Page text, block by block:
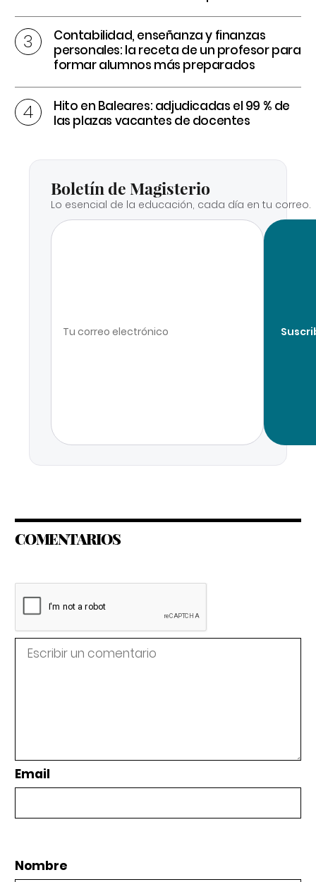
Contabilidad, enseñanza y finanzas
personales: la receta de un profesor para
formar alumnos más preparados
Hito en Baleares: adjudicadas el 99 % de
las plazas vacantes de docentes
Boletín de Magisterio
Lo esencial de la educación, cada día en tu correo.
COMENTARIOS
Email
Nombre